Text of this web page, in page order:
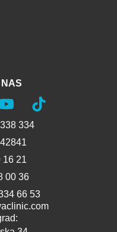
NAS
334
16 21
00 36
66 53